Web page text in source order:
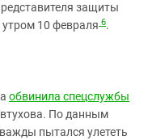
защиты
10 февраля 6.
обвинила спецслужбы
По данным
пытался улететь